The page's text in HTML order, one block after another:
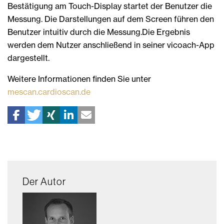
Bestätigung am Touch-Display startet der Benutzer die
Messung. Die Darstellungen auf dem Screen führen den
Benutzer intuitiv durch die Messung.Die Ergebnis
werden dem Nutzer anschließend in seiner vicoach-App
dargestellt.
Weitere Informationen finden Sie unter
mescan.cardioscan.de
Der Autor